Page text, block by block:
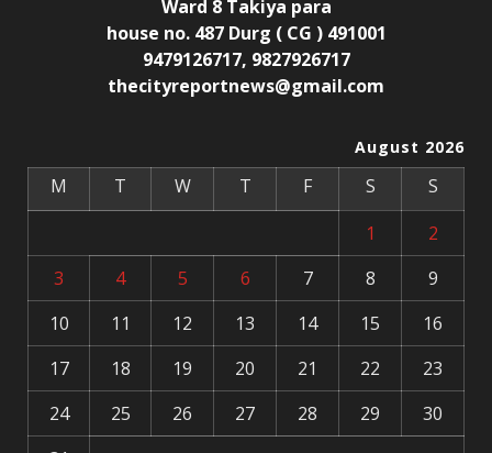
Ward 8 Takiya para
house no. 487 Durg ( CG ) 491001
9479126717, 9827926717
thecityreportnews@gmail.com
August 2026
M T W T F S
S
1
2
3
4 5 6 7 8
9
10
11 12 13 14 15
16
17
18 19 20 21 22
23
24
25 26 27 28 29
30